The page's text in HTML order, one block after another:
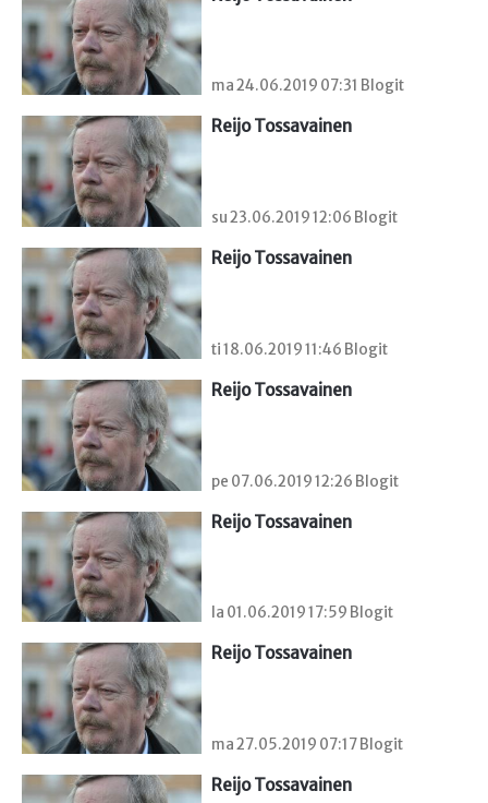
ma 24.06.2019 07:31 Blogit
Reijo Tossavainen
su 23.06.2019 12:06 Blogit
Reijo Tossavainen
ti 18.06.2019 11:46 Blogit
Reijo Tossavainen
pe 07.06.2019 12:26 Blogit
Reijo Tossavainen
la 01.06.2019 17:59 Blogit
Reijo Tossavainen
ma 27.05.2019 07:17 Blogit
Reijo Tossavainen